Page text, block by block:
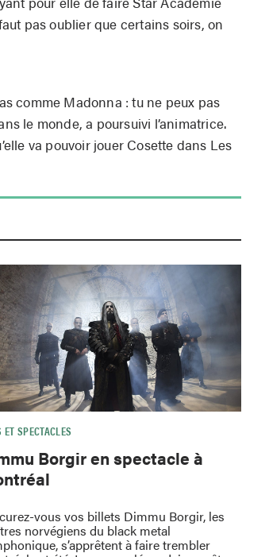
pas oublier que certains soirs, on
comme Madonna : tu ne peux pas
le monde, a poursuivi l’animatrice.
va pouvoir jouer Cosette dans Les
ET SPECTACLES
Borgir en spectacle à
vous vos billets Dimmu Borgir, les
norvégiens du black metal
s’apprêtent à faire trembler